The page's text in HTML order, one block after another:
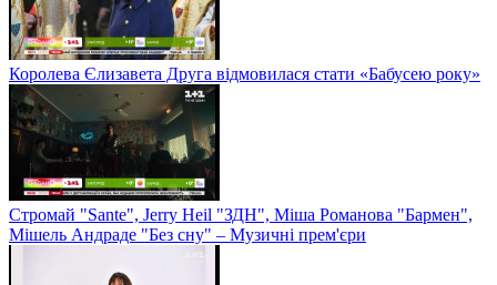
Королева Єлизавета Друга відмовилася стати «Бабусею року»
Стромай "Sante", Jerry Heil "ЗДН", Міша Романова "Бармен",
Мішель Андраде "Без сну" – Музичні прем'єри